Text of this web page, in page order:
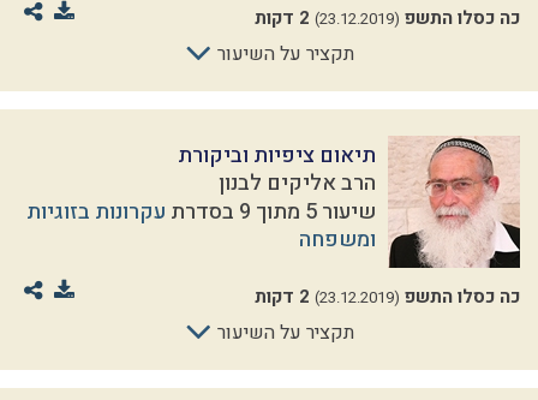
כה כסלו התשפ (23.12.2019) 2 דקות
תקציר על השיעור
תיאום ציפיות וביקורת
הרב אליקים לבנון
שיעור 5 מתוך 9 בסדרת
עקרונות בזוגיות
ומשפחה
כה כסלו התשפ (23.12.2019) 2 דקות
תקציר על השיעור